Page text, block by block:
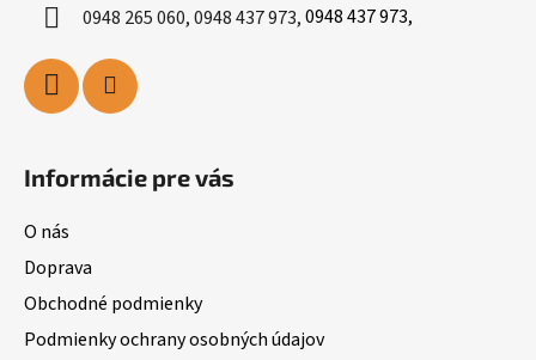
0948 265 060, 0948 437 973,0948 437 973,
Informácie pre vás
O nás
Doprava
Obchodné podmienky
Podmienky ochrany osobných údajov